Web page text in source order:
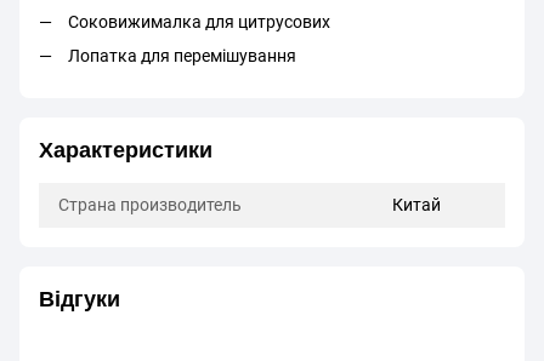
Соковижималка для цитрусових
Лопатка для перемішування
Характеристики
Страна производитель Китай
Відгуки